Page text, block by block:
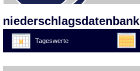
niederschlagsdatenbank
Tageswerte